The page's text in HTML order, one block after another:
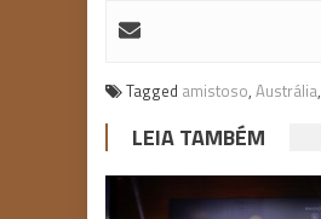
Tagged amistoso, Austrália,
LEIA TAMBÉM